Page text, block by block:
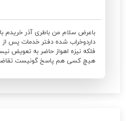
باعرض سلام من باطری آذر خریدم
فلکه نیزه اهواز حاضر به تعویض
هیچ کسی هم پاسخ گونیست